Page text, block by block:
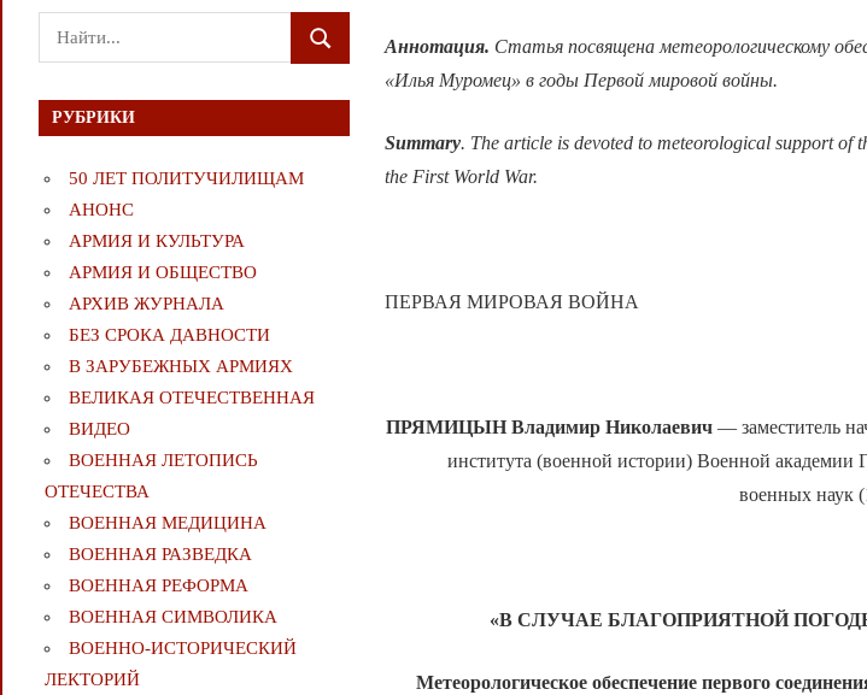
Аннотация. Статья посвящена метеорологическому
«Илья Муромец» в годы Первой мировой войны.
Summary. The article is devoted to meteorological support of
the First World War.
ПЕРВАЯ МИРОВАЯ ВОЙНА
ПРЯМИЦЫН Владимир Николаевич— заместитель
института (военной истории) Военной
военных наук
«В СЛУЧАЕ БЛАГОПРИЯТНОЙ
Метеорологическое обеспечение первого
Поиск
для:
ПОИСК
РУБРИКИ
50 ЛЕТ ПОЛИТУЧИЛИЩАМ
АНОНС
АРМИЯ И КУЛЬТУРА
АРМИЯ И ОБЩЕСТВО
АРХИВ ЖУРНАЛА
БЕЗ СРОКА ДАВНОСТИ
В ЗАРУБЕЖНЫХ АРМИЯХ
ВЕЛИКАЯ ОТЕЧЕСТВЕННАЯ
ВИДЕО
ВОЕННАЯ ЛЕТОПИСЬ
ОТЕЧЕСТВА
ВОЕННАЯ МЕДИЦИНА
ВОЕННАЯ РАЗВЕДКА
ВОЕННАЯ РЕФОРМА
ВОЕННАЯ СИМВОЛИКА
ВОЕННО-ИСТОРИЧЕСКИЙ
ЛЕКТОРИЙ